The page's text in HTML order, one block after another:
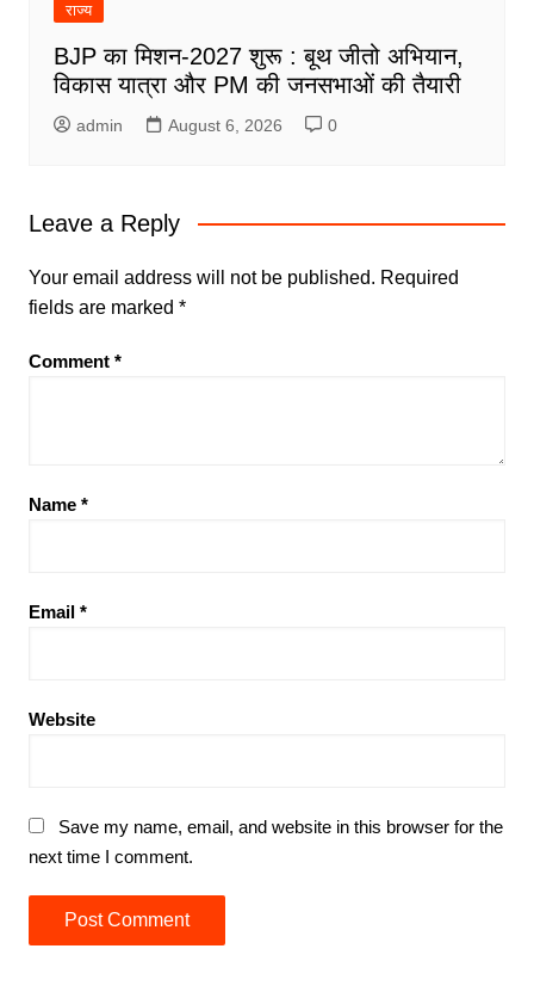
राज्य
BJP का मिशन-2027 शुरू : बूथ जीतो अभियान,
विकास यात्रा और PM की जनसभाओं की तैयारी
admin August 6, 2026 0
Leave a Reply
Your email address will not be published. Required
fields are marked *
Comment *
Name *
Email *
Website
Save my name, email, and website in this browser for the
next time I comment.